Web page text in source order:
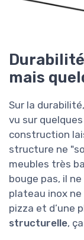
mais
Sur la
vu sur
construction
structure ne
meubles très
bouge pas, il
plateau inox ne
pizza et d’une
structurelle,